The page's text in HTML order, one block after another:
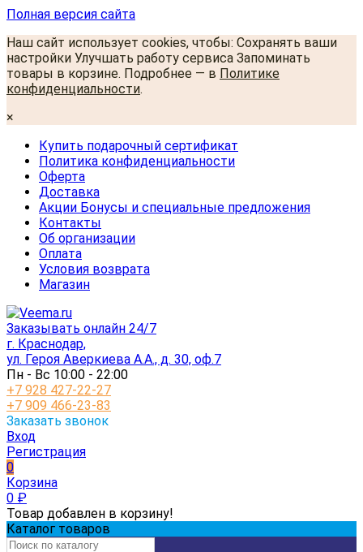
Полная версия сайта
Наш сайт использует cookies, чтобы: Сохранять ваши
настройки Улучшать работу сервиса Запоминать
товары в корзине. Подробнее — в Политике
конфиденциальности.
×
Купить подарочный сертификат
Политика конфиденциальности
Оферта
Доставка
Акции Бонусы и специальные предложения
Контакты
Об организации
Оплата
Условия возврата
Магазин
Заказывать онлайн 24/7
г. Краснодар,
ул. Героя Аверкиева А.А., д. 30, оф.7
Пн - Вс 10:00 - 22:00
+7 928 427-22-27
+7 909 466-23-83
Заказать звонок
Вход
Регистрация
0
Корзина
0 ₽
Товар добавлен в корзину!
Каталог товаров